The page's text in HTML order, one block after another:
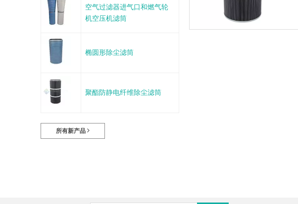
空气过滤器进气口和燃气轮
机空压机滤筒
椭圆形除尘滤筒
聚酯防静电纤维除尘滤筒
所有新产品